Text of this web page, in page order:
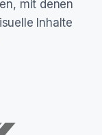
mit denen
Inhalte